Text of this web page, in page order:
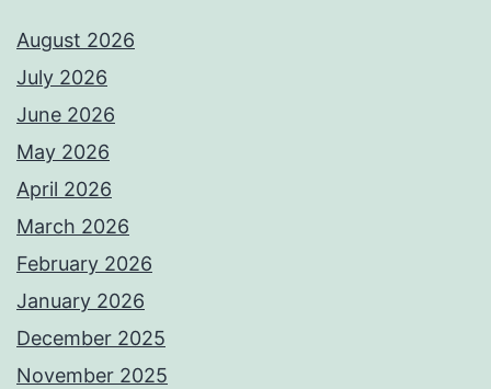
August 2026
July 2026
June 2026
May 2026
April 2026
March 2026
February 2026
January 2026
December 2025
November 2025